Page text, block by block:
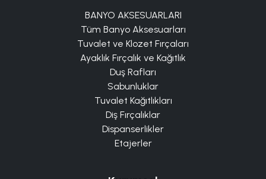
BANYO AKSESUARLARI
Tüm Banyo Aksesuarları
Tuvalet ve Klozet Fırçaları
Ayaklık Fırçalık ve Kağıtlık
Duş Rafları
Sabunluklar
Tuvalet Kağıtlıkları
Diş Fırçalıklar
Dispanserlikler
Etajerler